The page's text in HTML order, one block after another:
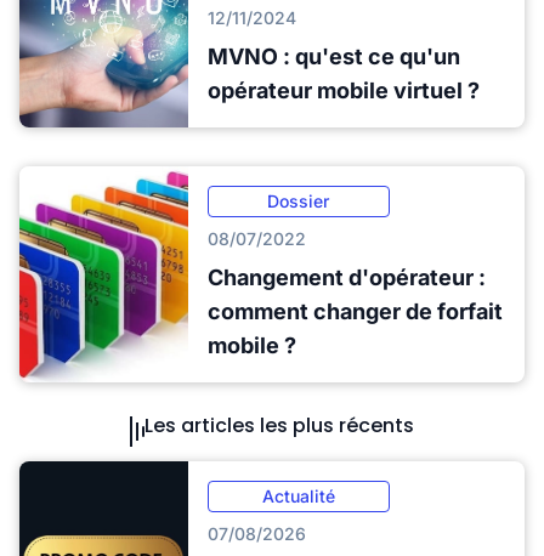
12/11/2024
MVNO : qu'est ce qu'un
opérateur mobile virtuel ?
Dossier
08/07/2022
Changement d'opérateur :
comment changer de forfait
mobile ?
Les articles les plus récents
Actualité
07/08/2026